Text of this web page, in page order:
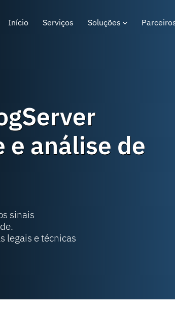
Início Serviços Soluções
e análise de
sinais
legais e técnicas